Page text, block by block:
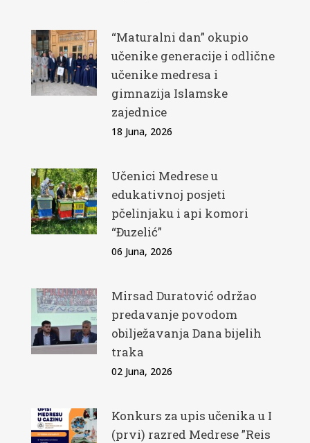
“Maturalni dan” okupio
učenike generacije i odlične
učenike medresa i
gimnazija Islamske
zajednice
18 Juna, 2026
Učenici Medrese u
edukativnoj posjeti
pčelinjaku i api komori
“Đuzelić”
06 Juna, 2026
Mirsad Duratović održao
predavanje povodom
obilježavanja Dana bijelih
traka
02 Juna, 2026
Konkurs za upis učenika u I
(prvi) razred Medrese ”Reis